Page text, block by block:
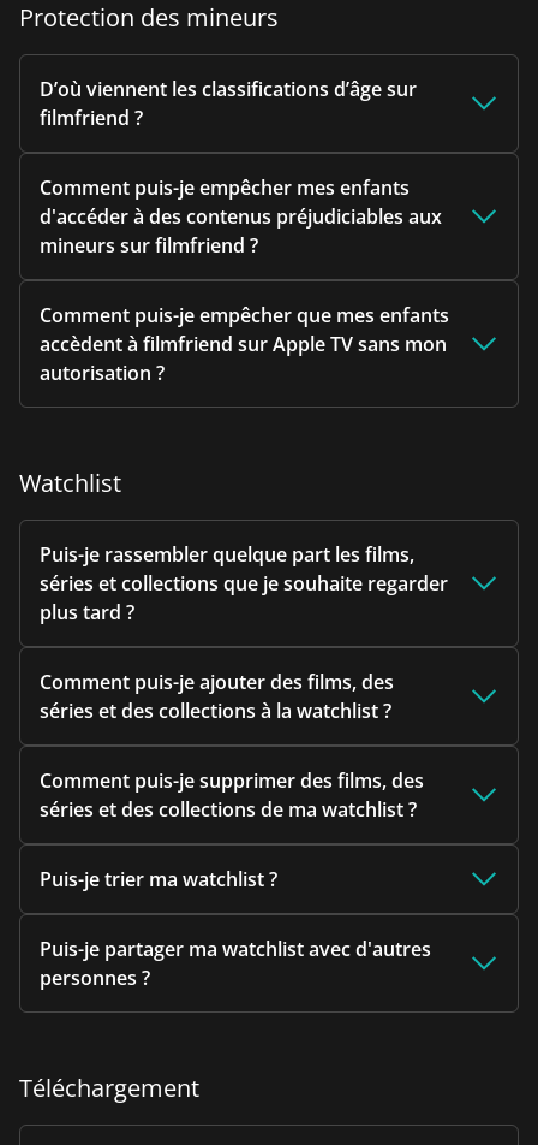
Protection des mineurs
D’où viennent les classifications d’âge sur
filmfriend ?
Comment puis-je empêcher mes enfants
d'accéder à des contenus préjudiciables aux
mineurs sur filmfriend ?
Comment puis-je empêcher que mes enfants
accèdent à filmfriend sur Apple TV sans mon
autorisation ?
Watchlist
Puis-je rassembler quelque part les films,
séries et collections que je souhaite regarder
plus tard ?
Comment puis-je ajouter des films, des
séries et des collections à la watchlist ?
Comment puis-je supprimer des films, des
séries et des collections de ma watchlist ?
Puis-je trier ma watchlist ?
Puis-je partager ma watchlist avec d'autres
personnes ?
Téléchargement